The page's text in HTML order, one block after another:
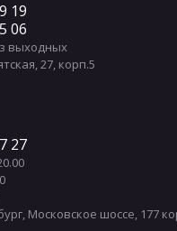
19
06
выходных
27, корп.5
27
, Московское шоссе, 177